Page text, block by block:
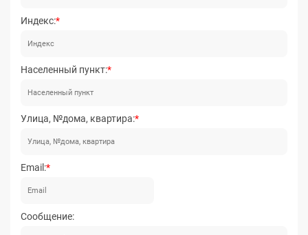
Индекс:
Населенный пункт:
Улица, №дома, квартира:
Email:
Сообщение: